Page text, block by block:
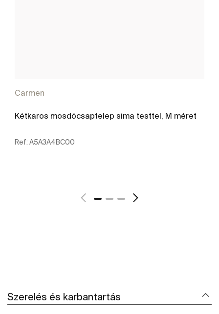
Carmen
Kétkaros mosdócsaptelep sima testtel, M méret
Ref: A5A3A4BC00
Szerelés és karbantartás